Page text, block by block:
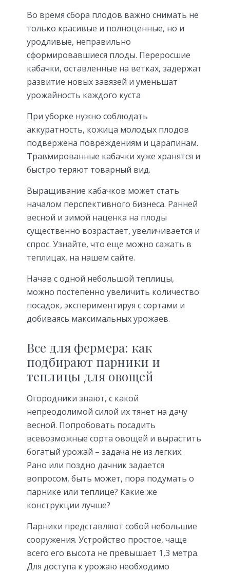
Во время сбора плодов важно снимать не
только красивые и полноценные, но и
уродливые, неправильно
сформировавшиеся плоды. Переросшие
кабачки, оставленные на ветках, задержат
развитие новых завязей и уменьшат
урожайность каждого куста
При уборке нужно соблюдать
аккуратность, кожица молодых плодов
подвержена повреждениям и царапинам.
Травмированные кабачки хуже хранятся и
быстро теряют товарный вид.
Выращивание кабачков может стать
началом перспективного бизнеса. Ранней
весной и зимой наценка на плоды
существенно возрастает, увеличивается и
спрос. Узнайте, что еще можно сажать в
теплицах, на нашем сайте.
Начав с одной небольшой теплицы,
можно постепенно увеличить количество
посадок, экспериментируя с сортами и
добиваясь максимальных урожаев.
Все для фермера: как
подбирают парники и
теплицы для овощей
Огородники знают, с какой
непреодолимой силой их тянет на дачу
весной. Попробовать посадить
всевозможные сорта овощей и вырастить
богатый урожай – задача не из легких.
Рано или поздно дачник задается
вопросом, быть может, пора подумать о
парнике или теплице? Какие же
конструкции лучше?
Парники представляют собой небольшие
сооружения. Устройство простое, чаще
всего его высота не превышает 1,3 метра.
Для доступа к урожаю необходимо